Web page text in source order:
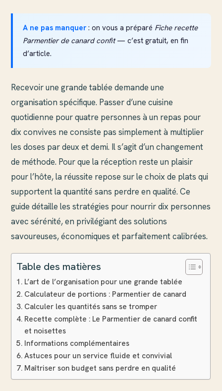
A ne pas manquer : on vous a préparé Fiche recette
Parmentier de canard confit— c’est gratuit, en fin
d’article.
Recevoir une grande tablée demande une
organisation spécifique. Passer d’une cuisine
quotidienne pour quatre personnes à un repas pour
dix convives ne consiste pas simplement à multiplier
les doses par deux et demi. Il s’agit d’un changement
de méthode. Pour que la réception reste un plaisir
pour l’hôte, la réussite repose sur le choix de plats qui
supportent la quantité sans perdre en qualité. Ce
guide détaille les stratégies pour nourrir dix personnes
avec sérénité, en privilégiant des solutions
savoureuses, économiques et parfaitement calibrées.
Table des matières
L’art de l’organisation pour une grande tablée
Calculateur de portions : Parmentier de canard
Calculer les quantités sans se tromper
Recette complète : Le Parmentier de canard confit
et noisettes
Informations complémentaires
Astuces pour un service fluide et convivial
Maîtriser son budget sans perdre en qualité